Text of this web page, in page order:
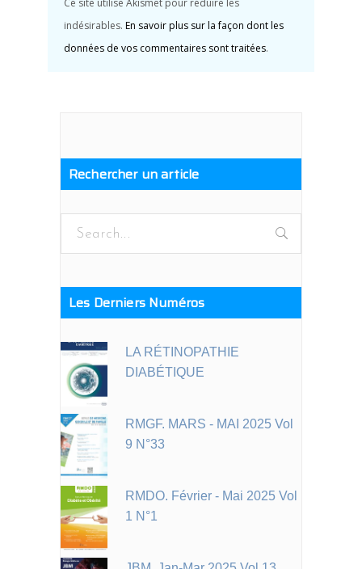
Ce site utilise Akismet pour réduire les
indésirables. En savoir plus sur la façon dont les
données de vos commentaires sont traitées.
Rechercher un article
Search
Les Derniers Numéros
LA RÉTINOPATHIE
DIABÉTIQUE
RMGF. MARS - MAI 2025 Vol
9 N°33
RMDO. Février - Mai 2025 Vol
1 N°1